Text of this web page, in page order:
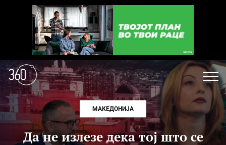
МАКЕДОНИЈА
Да не излезе дека тој што се